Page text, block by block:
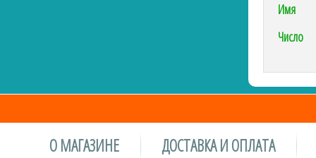
Имя
Число
О МАГАЗИНЕ ДОСТАВКА И ОПЛАТА